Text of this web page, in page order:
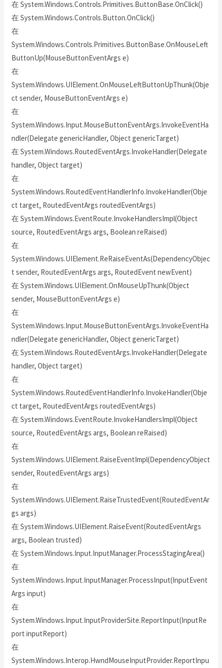
在 System.Windows.Controls.Primitives.ButtonBase.OnClick()
在 System.Windows.Controls.Button.OnClick()
在
System.Windows.Controls.Primitives.ButtonBase.OnMouseLeft
ButtonUp(MouseButtonEventArgs e)
在
System.Windows.UIElement.OnMouseLeftButtonUpThunk(Obje
ct sender, MouseButtonEventArgs e)
在
System.Windows.Input.MouseButtonEventArgs.InvokeEventHa
ndler(Delegate genericHandler, Object genericTarget)
在 System.Windows.RoutedEventArgs.InvokeHandler(Delegate
handler, Object target)
在
System.Windows.RoutedEventHandlerInfo.InvokeHandler(Obje
ct target, RoutedEventArgs routedEventArgs)
在 System.Windows.EventRoute.InvokeHandlersImpl(Object
source, RoutedEventArgs args, Boolean reRaised)
在
System.Windows.UIElement.ReRaiseEventAs(DependencyObjec
t sender, RoutedEventArgs args, RoutedEvent newEvent)
在 System.Windows.UIElement.OnMouseUpThunk(Object
sender, MouseButtonEventArgs e)
在
System.Windows.Input.MouseButtonEventArgs.InvokeEventHa
ndler(Delegate genericHandler, Object genericTarget)
在 System.Windows.RoutedEventArgs.InvokeHandler(Delegate
handler, Object target)
在
System.Windows.RoutedEventHandlerInfo.InvokeHandler(Obje
ct target, RoutedEventArgs routedEventArgs)
在 System.Windows.EventRoute.InvokeHandlersImpl(Object
source, RoutedEventArgs args, Boolean reRaised)
在
System.Windows.UIElement.RaiseEventImpl(DependencyObject
sender, RoutedEventArgs args)
在
System.Windows.UIElement.RaiseTrustedEvent(RoutedEventAr
gs args)
在 System.Windows.UIElement.RaiseEvent(RoutedEventArgs
args, Boolean trusted)
在 System.Windows.Input.InputManager.ProcessStagingArea()
在
System.Windows.Input.InputManager.ProcessInput(InputEvent
Args input)
在
System.Windows.Input.InputProviderSite.ReportInput(InputRe
port inputReport)
在
System.Windows.Interop.HwndMouseInputProvider.ReportInpu